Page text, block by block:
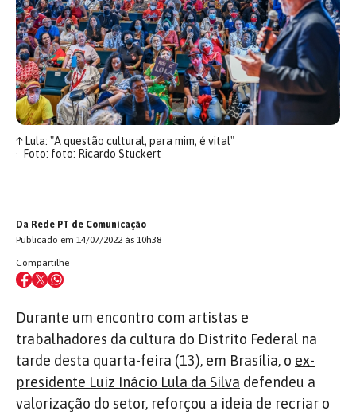
↑Lula: "A questão cultural, para mim, é vital"
Foto: foto: Ricardo Stuckert
Da Rede PT de Comunicação
Publicado em 14/07/2022 às 10h38
Compartilhe
Durante um encontro com artistas e
trabalhadores da cultura do Distrito Federal na
tarde desta quarta-feira (13), em Brasília, o ex-
presidente Luiz Inácio Lula da Silva defendeu a
valorização do setor, reforçou a ideia de recriar o